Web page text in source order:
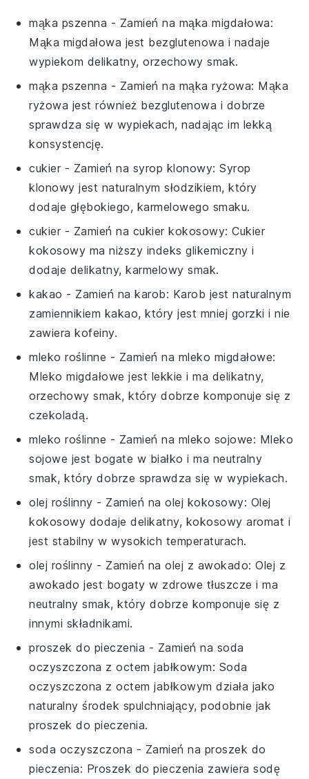
mąka pszenna - Zamień na mąka migdałowa:
Mąka migdałowa jest bezglutenowa i nadaje
wypiekom delikatny, orzechowy smak.
mąka pszenna - Zamień na mąka ryżowa: Mąka
ryżowa jest również bezglutenowa i dobrze
sprawdza się w wypiekach, nadając im lekką
konsystencję.
cukier - Zamień na syrop klonowy: Syrop
klonowy jest naturalnym słodzikiem, który
dodaje głębokiego, karmelowego smaku.
cukier - Zamień na cukier kokosowy: Cukier
kokosowy ma niższy indeks glikemiczny i
dodaje delikatny, karmelowy smak.
kakao - Zamień nakarob: Karob jest naturalnym
zamiennikiem kakao, który jest mniej gorzki i nie
zawiera kofeiny.
mleko roślinne - Zamień na mleko migdałowe:
Mleko migdałowe jest lekkie i ma delikatny,
orzechowy smak, który dobrze komponuje się z
czekoladą.
mleko roślinne - Zamień na mleko sojowe: Mleko
sojowe jest bogate w białko i ma neutralny
smak, który dobrze sprawdza się w wypiekach.
olej roślinny - Zamień naolej kokosowy: Olej
kokosowy dodaje delikatny, kokosowy aromat i
jest stabilny w wysokich temperaturach.
olej roślinny - Zamień naolej z awokado: Olej z
awokado jest bogaty w zdrowe tłuszcze i ma
neutralny smak, który dobrze komponuje się z
innymi składnikami.
proszek do pieczenia - Zamień na soda
oczyszczona z octem jabłkowym: Soda
oczyszczona z octem jabłkowym działa jako
naturalny środek spulchniający, podobnie jak
proszek do pieczenia.
soda oczyszczona - Zamień na proszek do
pieczenia: Proszek do pieczenia zawiera sodę